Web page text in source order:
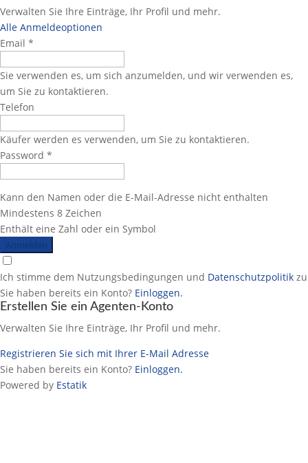
Verwalten Sie Ihre Einträge, Ihr Profil und mehr.
Alle Anmeldeoptionen
Email *
Sie verwenden es, um sich anzumelden, und wir verwenden es,
um Sie zu kontaktieren.
Telefon
Käufer werden es verwenden, um Sie zu kontaktieren.
Password *
Kann den Namen oder die E-Mail-Adresse nicht enthalten
Mindestens 8 Zeichen
Enthält eine Zahl oder ein Symbol
Anmelden
Ich stimme dem Nutzungsbedingungen und Datenschutzpolitik zu
Sie haben bereits ein Konto? Einloggen.
Erstellen Sie ein Agenten-Konto
Verwalten Sie Ihre Einträge, Ihr Profil und mehr.
Registrieren Sie sich mit Ihrer E-Mail Adresse
Sie haben bereits ein Konto? Einloggen.
Powered by Estatik